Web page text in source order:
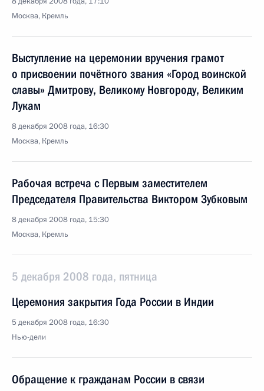
Москва, Кремль
Выступление на церемонии вручения грамот
о присвоении почётного звания «Город воинской
славы» Дмитрову, Великому Новгороду, Великим
Лукам
8 декабря 2008 года, 16:30
Москва, Кремль
Рабочая встреча с Первым заместителем
Председателя Правительства Виктором Зубковым
8 декабря 2008 года, 15:30
Москва, Кремль
5 декабря 2008 года, пятница
Церемония закрытия Года России в Индии
5 декабря 2008 года, 16:30
Нью-дели
Обращение к гражданам России в связи